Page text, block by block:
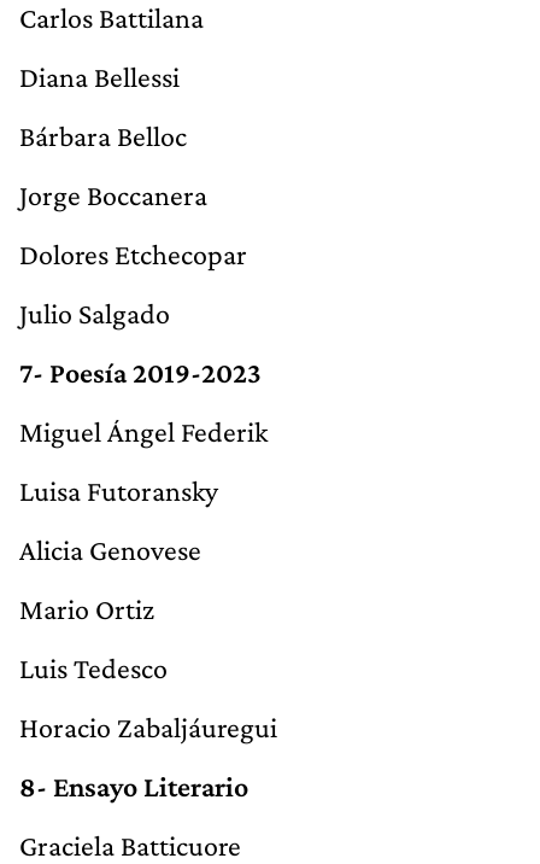
Carlos Battilana
Diana Bellessi
Bárbara Belloc
Jorge Boccanera
Dolores Etchecopar
Julio Salgado
7- Poesía2019-2023
Miguel Ángel Federik
Luisa Futoransky
Alicia Genovese
Mario Ortiz
Luis Tedesco
Horacio Zabaljáuregui
8- Ensayo Literario
Graciela Batticuore